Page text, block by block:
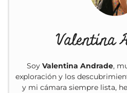
Valentina
Soy Valentina Andrade,
exploración y los
y mi cámara siempre lista,